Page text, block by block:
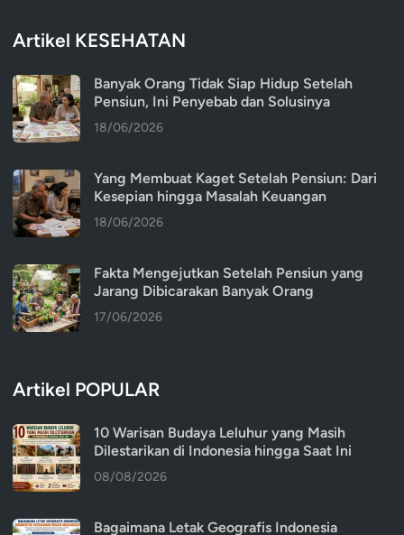
Artikel KESEHATAN
Banyak Orang Tidak Siap Hidup Setelah
Pensiun, Ini Penyebab dan Solusinya
18/06/2026
Yang Membuat Kaget Setelah Pensiun: Dari
Kesepian hingga Masalah Keuangan
18/06/2026
Fakta Mengejutkan Setelah Pensiun yang
Jarang Dibicarakan Banyak Orang
17/06/2026
Artikel POPULAR
10 Warisan Budaya Leluhur yang Masih
Dilestarikan di Indonesia hingga Saat Ini
08/08/2026
Bagaimana Letak Geografis Indonesia